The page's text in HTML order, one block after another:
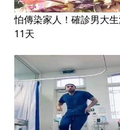
怕傳染家人！確診男大
11天